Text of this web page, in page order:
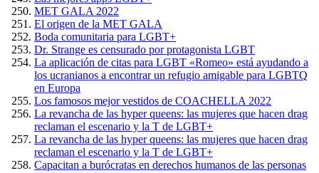
MET GALA 2022
El origen de la MET GALA
Boda comunitaria para LGBT+
Dr. Strange es censurado por protagonista LGBT
La aplicación de citas para LGBT «Romeo» está ayudando a
los ucranianos a encontrar un refugio amigable para LGBTQ
en Europa
Los famosos mejor vestidos de COACHELLA 2022
La revancha de las hyper queens: las mujeres que hacen drag
reclaman el escenario y la T de LGBT+
La revancha de las hyper queens: las mujeres que hacen drag
reclaman el escenario y la T de LGBT+
Capacitan a burócratas en derechos humanos de las personas